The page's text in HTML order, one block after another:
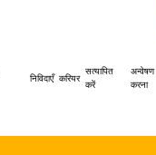
निविदाएँ करियर
सत्यापित
करें
अन्वेषण
करना